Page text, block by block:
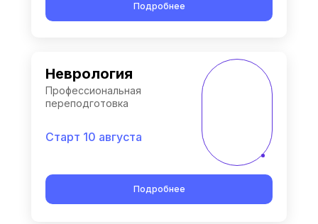
Подробнее
Неврология
Старт 10 августа
Подробнее
Профессиональная
переподготовка